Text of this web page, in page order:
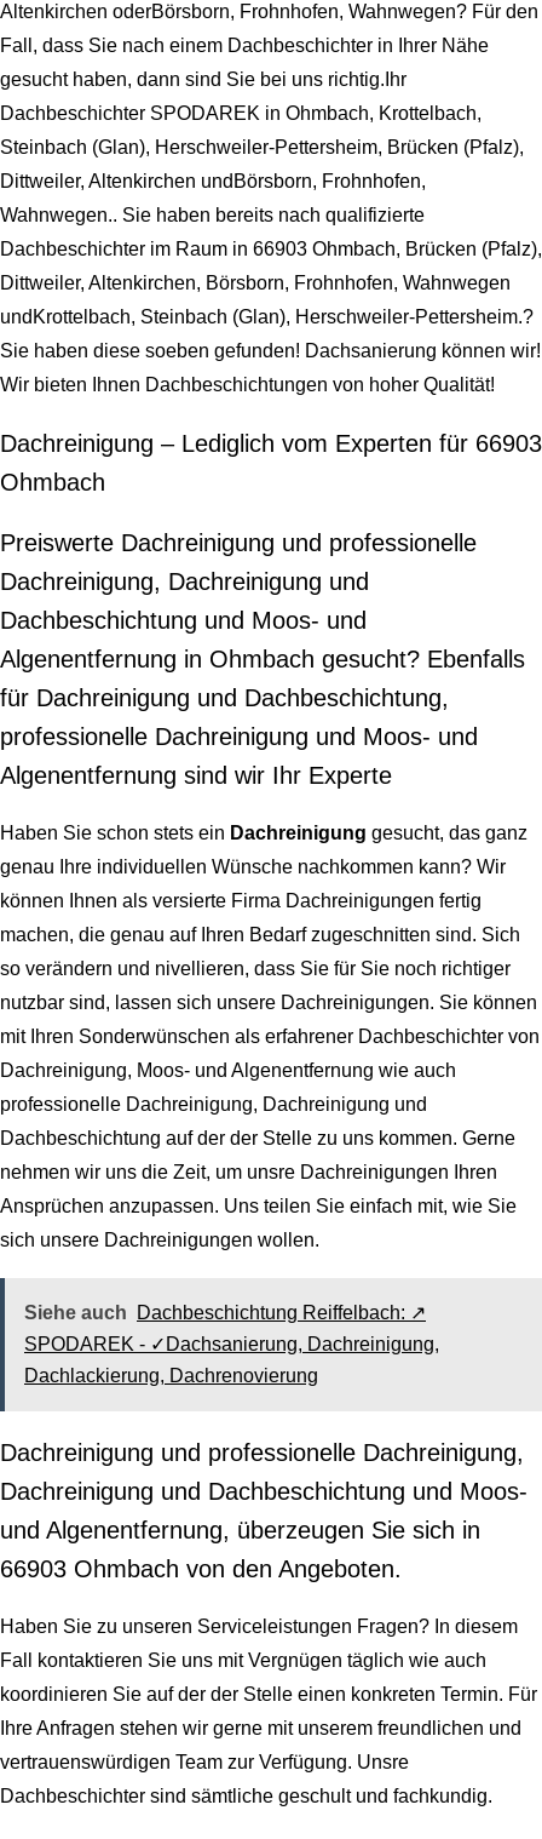
Altenkirchen oderBörsborn, Frohnhofen, Wahnwegen? Für den
Fall, dass Sie nach einem Dachbeschichter in Ihrer Nähe
gesucht haben, dann sind Sie bei uns richtig.Ihr
Dachbeschichter SPODAREK in Ohmbach, Krottelbach,
Steinbach (Glan), Herschweiler-Pettersheim, Brücken (Pfalz),
Dittweiler, Altenkirchen undBörsborn, Frohnhofen,
Wahnwegen.. Sie haben bereits nach qualifizierte
Dachbeschichter im Raum in 66903 Ohmbach, Brücken (Pfalz),
Dittweiler, Altenkirchen, Börsborn, Frohnhofen, Wahnwegen
undKrottelbach, Steinbach (Glan), Herschweiler-Pettersheim.?
Sie haben diese soeben gefunden! Dachsanierung können wir!
Wir bieten Ihnen Dachbeschichtungen von hoher Qualität!
Dachreinigung – Lediglich vom Experten für 66903
Ohmbach
Preiswerte Dachreinigung und professionelle
Dachreinigung, Dachreinigung und
Dachbeschichtung und Moos- und
Algenentfernung in Ohmbach gesucht? Ebenfalls
für Dachreinigung und Dachbeschichtung,
professionelle Dachreinigung und Moos- und
Algenentfernung sind wir Ihr Experte
Haben Sie schon stets ein Dachreinigung gesucht, das ganz
genau Ihre individuellen Wünsche nachkommen kann? Wir
können Ihnen als versierte Firma Dachreinigungen fertig
machen, die genau auf Ihren Bedarf zugeschnitten sind. Sich
so verändern und nivellieren, dass Sie für Sie noch richtiger
nutzbar sind, lassen sich unsere Dachreinigungen. Sie können
mit Ihren Sonderwünschen als erfahrener Dachbeschichter von
Dachreinigung, Moos- und Algenentfernung wie auch
professionelle Dachreinigung, Dachreinigung und
Dachbeschichtung auf der der Stelle zu uns kommen. Gerne
nehmen wir uns die Zeit, um unsre Dachreinigungen Ihren
Ansprüchen anzupassen. Uns teilen Sie einfach mit, wie Sie
sich unsere Dachreinigungen wollen.
Siehe auch
Dachbeschichtung Reiffelbach: ↗️
SPODAREK - ✓Dachsanierung, Dachreinigung,
Dachlackierung, Dachrenovierung
Dachreinigung und professionelle Dachreinigung,
Dachreinigung und Dachbeschichtung und Moos-
und Algenentfernung, überzeugen Sie sich in
66903 Ohmbach von den Angeboten.
Haben Sie zu unseren Serviceleistungen Fragen? In diesem
Fall kontaktieren Sie uns mit Vergnügen täglich wie auch
koordinieren Sie auf der der Stelle einen konkreten Termin. Für
Ihre Anfragen stehen wir gerne mit unserem freundlichen und
vertrauenswürdigen Team zur Verfügung. Unsre
Dachbeschichter sind sämtliche geschult und fachkundig.